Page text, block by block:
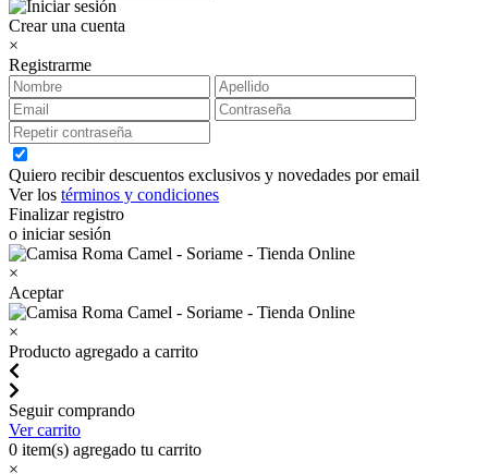
Crear una cuenta
×
Registrarme
Quiero recibir descuentos exclusivos y novedades por email
Ver los términos y condiciones
Finalizar registro
o iniciar sesión
×
Aceptar
×
Producto agregado a carrito
Seguir comprando
Ver carrito
0 item(s) agregado tu carrito
×